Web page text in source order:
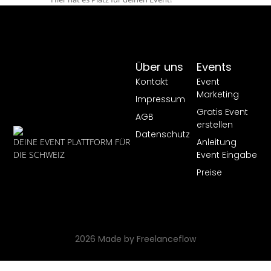
DEINE EVENT PLATTFORM FÜR
DIE SCHWEIZ
Events
Event
Marketing
Gratis Event
erstellen
Anleitung
Event Eingabe
Preise
Über uns
Kontakt
Impressum
AGB
Datenschutz
2026 Made by Freelanceflow